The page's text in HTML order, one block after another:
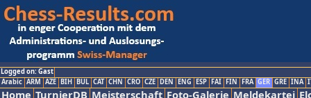
Logged on: Gast
Arabic ARM AZE BIH BUL CAT CHN CRO CZE DEN ENG ESP FAI FIN FRA GER GRE INA
Home TurnierDB Meisterschaft Foto-Galerie Meldekartei